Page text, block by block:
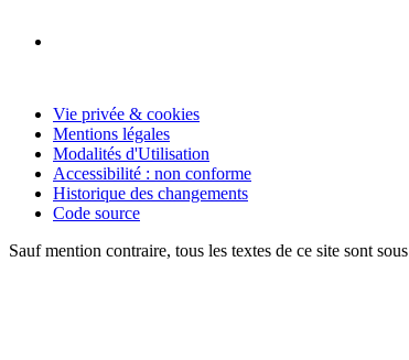
Vie privée & cookies
Mentions légales
Modalités d'Utilisation
Accessibilité : non conforme
Historique des changements
Code source
Sauf mention contraire, tous les textes de ce site sont sous